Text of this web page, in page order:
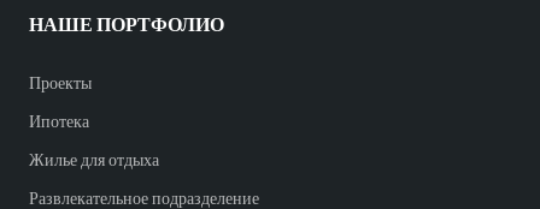
НАШЕ ПОРТФОЛИО
Проекты
Ипотека
Жилье для отдыха
Развлекательное подразделение